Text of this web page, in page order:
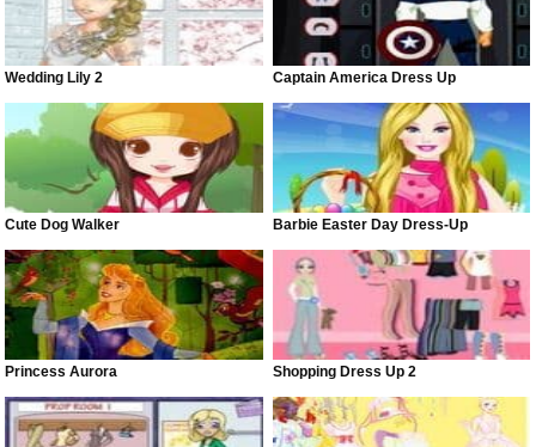
Wedding Lily 2 Captain America Dress Up
Cute Dog Walker Barbie Easter Day Dress-Up
Princess Aurora Shopping Dress Up 2